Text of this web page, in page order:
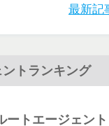
口
最新記
トランキング
ートエージェント